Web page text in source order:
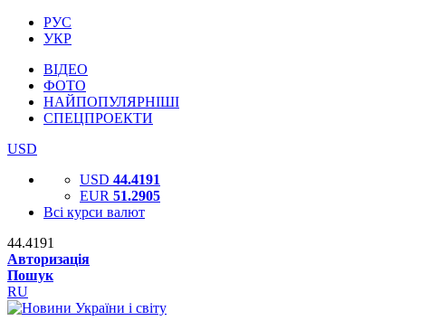
РУС
УКР
ВІДЕО
ФОТО
НАЙПОПУЛЯРНІШІ
СПЕЦПРОЕКТИ
USD
USD 44.4191
EUR 51.2905
Всі курси валют
44.4191
Авторизація
Пошук
RU